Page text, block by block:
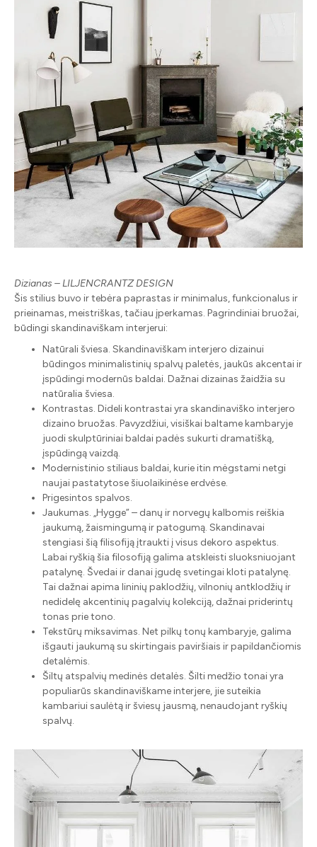
Dizianas – LILJENCRANTZ DESIGN
Šis stilius buvo ir tebėra paprastas ir minimalus, funkcionalus ir
prieinamas, meistriškas, tačiau įperkamas. Pagrindiniai bruožai,
būdingi skandinaviškam interjerui:
Natūrali šviesa. Skandinaviškam interjero dizainui
būdingos minimalistinių spalvų paletės, jaukūs akcentai ir
įspūdingi modernūs baldai. Dažnai dizainas žaidžia su
natūralia šviesa.
Kontrastas. Dideli kontrastai yra skandinaviško interjero
dizaino bruožas. Pavyzdžiui, visiškai baltame kambaryje
juodi skulptūriniai baldai padės sukurti dramatišką,
įspūdingą vaizdą.
Modernistinio stiliaus baldai, kurie itin mėgstami netgi
naujai pastatytose šiuolaikinėse erdvėse.
Prigesintos spalvos.
Jaukumas. „Hygge” – danų ir norvegų kalbomis reiškia
jaukumą, žaismingumą ir patogumą. Skandinavai
stengiasi šią filisofiją įtraukti į visus dekoro aspektus.
Labai ryškią šia filosofiją galima atskleisti sluoksniuojant
patalynę. Švedai ir danai įgudę svetingai kloti patalynę.
Tai dažnai apima lininių paklodžių, vilnonių antklodžių ir
nedidelę akcentinių pagalvių kolekciją, dažnai priderintų
tonas prie tono.
Tekstūrų miksavimas. Net pilkų tonų kambaryje, galima
išgauti jaukumą su skirtingais paviršiais ir papildančiomis
detalėmis.
Šiltų atspalvių medinės detalės. Šilti medžio tonai yra
populiarūs skandinaviškame interjere, jie suteikia
kambariui saulėtą ir šviesų jausmą, nenaudojant ryškių
spalvų.